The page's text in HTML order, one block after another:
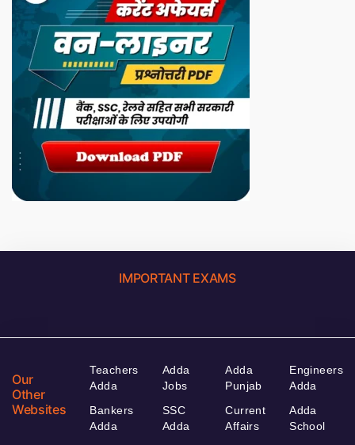
IMPORTANT EXAMS
Our
Other
Websites
Teachers
Adda
Bankers
Adda
Adda
Jobs
SSC
Adda
Adda
Punjab
Current
Affairs
Engineers
Adda
Adda
School